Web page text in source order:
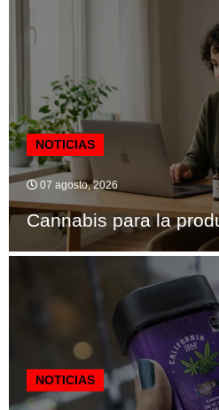
NOTICIAS
07 agosto, 2026
Cannabis para la
NOTICIAS